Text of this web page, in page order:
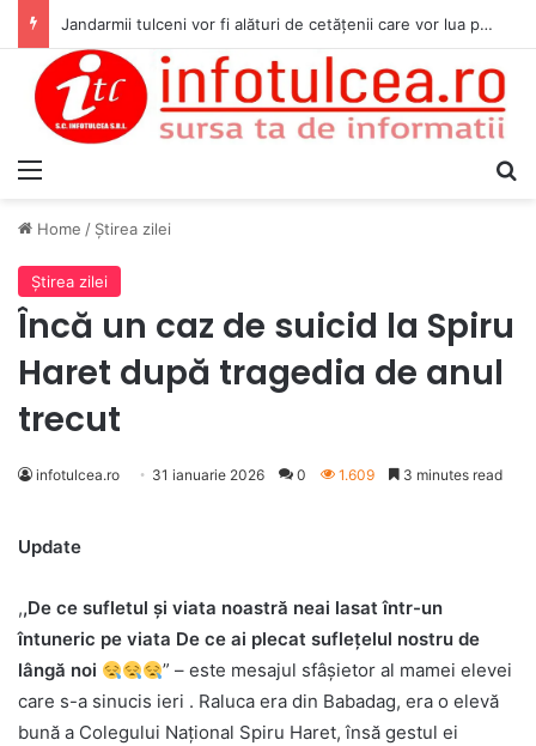
Jandarmii tulceni vor fi alături de cetățenii care vor lua parte la Festivalul Folk Țestos
Home / Ştirea zilei
Ştirea zilei
Încă un caz de suicid la Spiru
Haret după tragedia de anul
trecut
infotulcea.ro 31 ianuarie 2026 0 1.609 3 minutes read
Update
,,De ce sufletul și viata noastră neai lasat într-un
întuneric pe viata De ce ai plecat suflețelul nostru de
lângă noi
” – este mesajul sfâșietor al mamei elevei
care s-a sinucis ieri . Raluca era din Babadag, era o elevă
bună a Colegului Național Spiru Haret, însă gestul ei